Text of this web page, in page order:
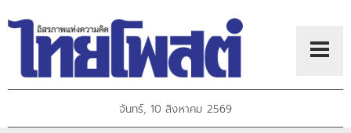
จันทร์, 10 สิงหาคม 2569